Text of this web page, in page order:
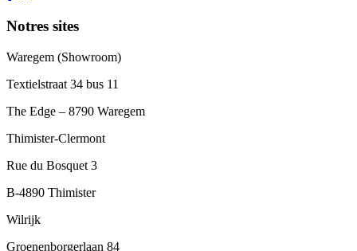
Notres sites
Waregem (Showroom)
Textielstraat 34 bus 11
The Edge – 8790 Waregem
Thimister-Clermont
Rue du Bosquet 3
B-4890 Thimister
Wilrijk
Groenenborgerlaan 84